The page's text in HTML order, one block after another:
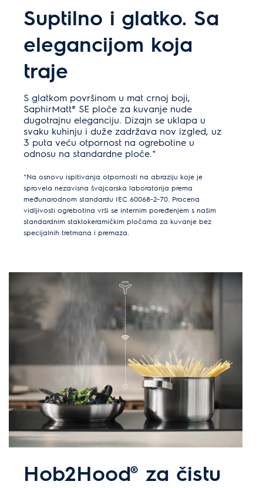
Suptilno i glatko. Sa
elegancijom koja
traje
S glatkom površinom u mat crnoj boji,
SaphirMatt® SE ploče za kuvanje nude
dugotrajnu eleganciju. Dizajn se uklapa u
svaku kuhinju i duže zadržava nov izgled, uz
3 puta veću otpornost na ogrebotine u
odnosu na standardne ploče.*
*Na osnovu ispitivanja otpornosti na abraziju koje je
sprovela nezavisna švajcarska laboratorija prema
međunarodnom standardu IEC 60068-2-70. Procena
vidljivosti ogrebotina vrši se internim poređenjem s našim
standardnim staklokeramičkim pločama za kuvanje bez
specijalnih tretmana i premaza.
Hob2Hood® za čistu